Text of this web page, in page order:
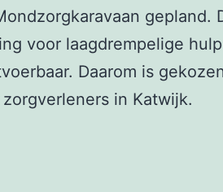
gepland.
voor laagdrempelige
Daarom is
in Katwijk.